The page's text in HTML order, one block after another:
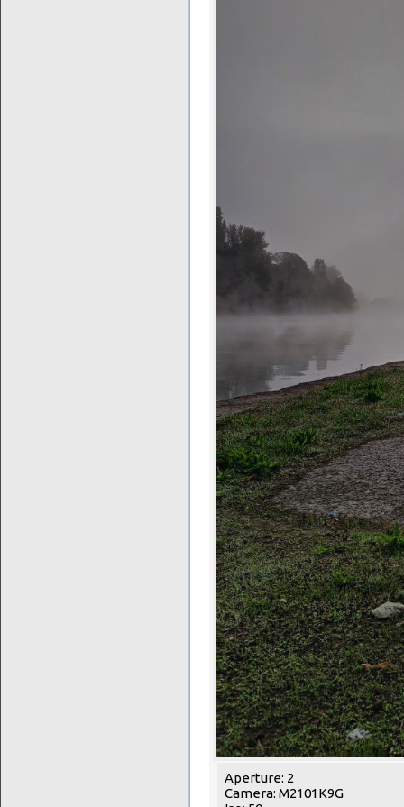
Aperture: 2
Camera: M2101K9G